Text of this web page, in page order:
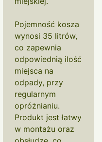
Pojemność kosza
wynosi 35 litrów,
co zapewnia
odpowiednią ilość
miejsca na
odpady, przy
regularnym
opróżnianiu.
Produkt jest łatwy
w montażu oraz